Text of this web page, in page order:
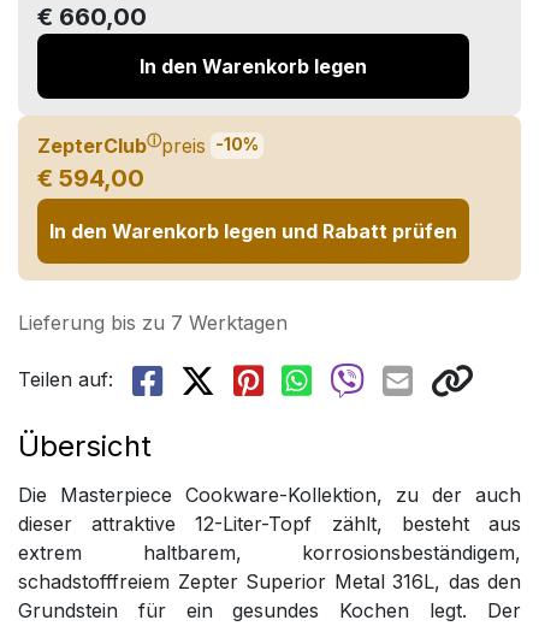
€ 660,00
In den Warenkorb legen
ZepterClubⓘpreis -10%
€ 594,00
In den Warenkorb legen und Rabatt prüfen
Lieferung bis zu 7 Werktagen
Teilen auf:
Übersicht
Die Masterpiece Cookware-Kollektion, zu der auch
dieser attraktive 12-Liter-Topf zählt, besteht aus
extrem haltbarem, korrosionsbeständigem,
schadstofffreiem Zepter Superior Metal 316L, das den
Grundstein für ein gesundes Kochen legt. Der